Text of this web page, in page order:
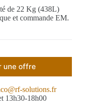
de 22 Kg (438L)
et commande EM.
une offre
solutions.fr
13h30-18h00